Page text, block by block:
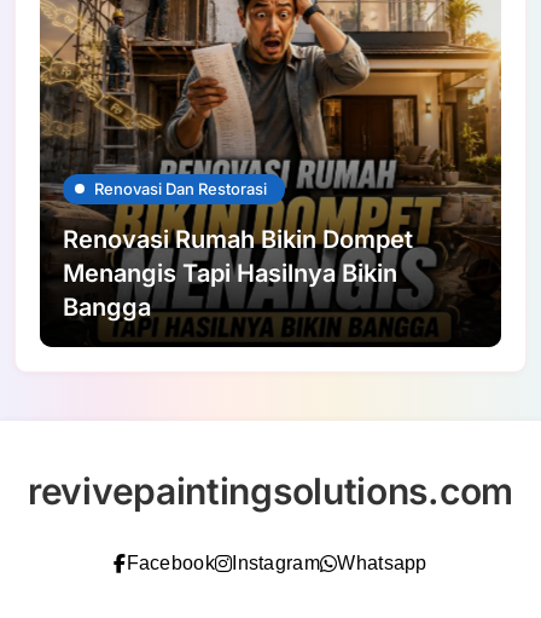
Renovasi Dan Restorasi
Renovasi Rumah Bikin Dompet
Menangis Tapi Hasilnya Bikin
Bangga
revivepaintingsolutions.com
Facebook Instagram Whatsapp